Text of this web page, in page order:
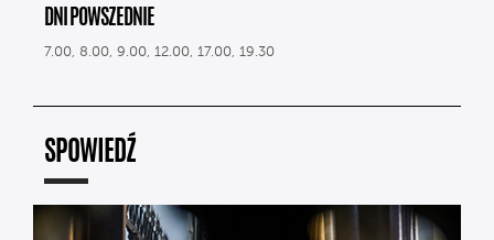
DNI POWSZEDNIE
7.00, 8.00, 9.00, 12.00, 17.00, 19.30
SPOWIEDŹ